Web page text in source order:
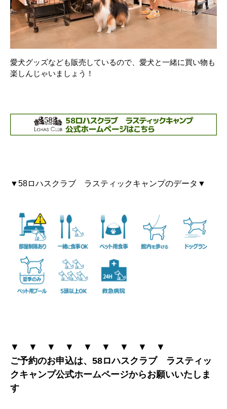
愛犬グッズなども販売しているので、愛犬と一緒に買い物も
楽しんじゃいましょう！
▼58ロハスクラブ ラスティックキャンプのデータ▼
▼ ▼ ▼ ▼ ▼ ▼ ▼ ▼ ▼
ご予約のお申込は、58ロハスクラブ ラスティッ
クキャンプ公式ホームページからお願いいたしま
す